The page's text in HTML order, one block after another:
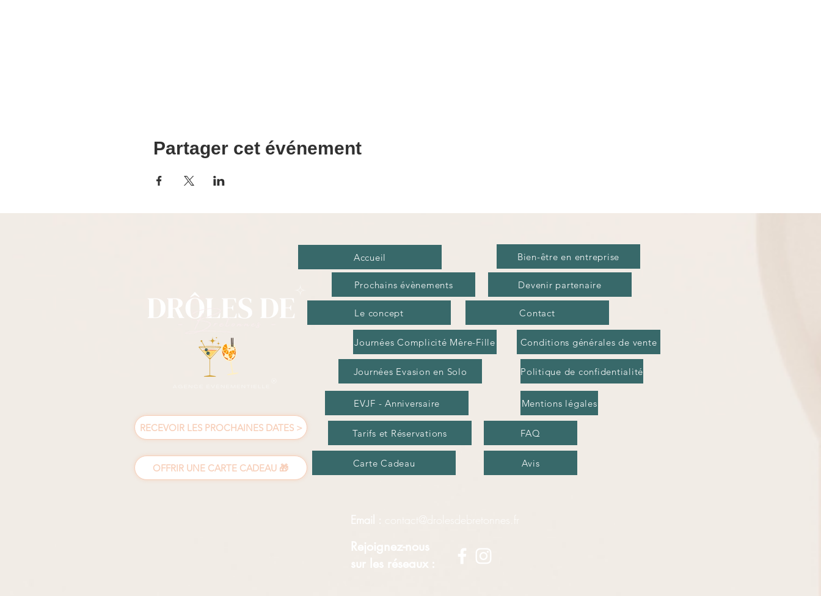
Partager cet événement
Accueil
Le concept
Prochains évènements
Contact
Conditions générales de vente
Politique de confidentialité
Tarifs et Réservations
Mentions légales
EVJF - Anniversaire
Devenir partenaire
Journées Evasion en Solo
FAQ
Journées Complicité Mère-Fille
Bien-être en entreprise
RECEVOIR LES PROCHAINES DATES >
OFFRIR UNE CARTE CADEAU 🎁 Carte Cadeau Avis
Email : contact@drolesdebretonnes.fr
Rejoignez-nous
sur les réseaux :